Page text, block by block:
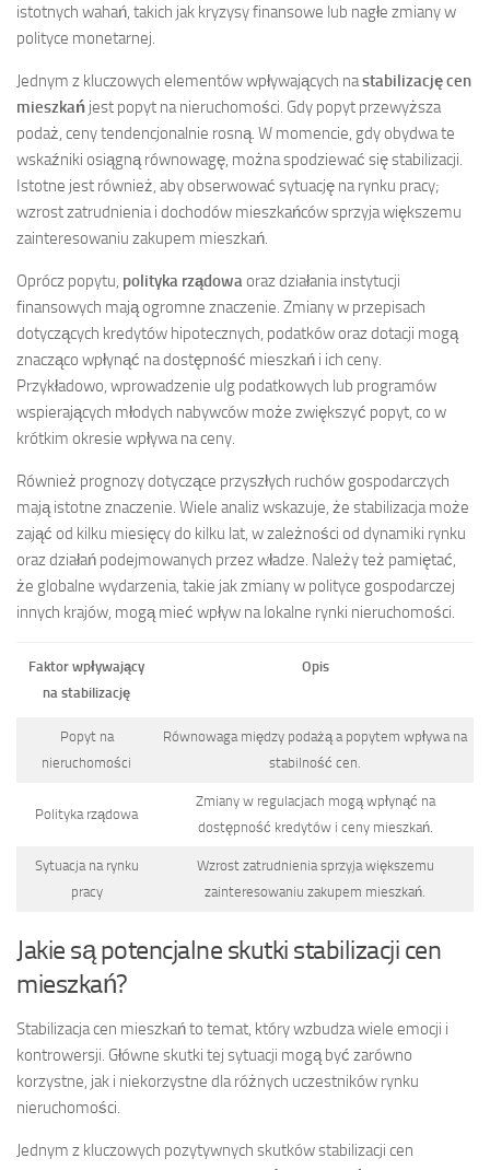
istotnych wahań, takich jak kryzysy finansowe lub nagłe zmiany w
polityce monetarnej.
Jednym z kluczowych elementów wpływających nastabilizację cen
mieszkań jest popyt na nieruchomości. Gdy popyt przewyższa
podaż, ceny tendencjonalnie rosną. W momencie, gdy obydwa te
wskaźniki osiągną równowagę, można spodziewać się stabilizacji.
Istotne jest również, aby obserwować sytuację na rynku pracy;
wzrost zatrudnienia i dochodów mieszkańców sprzyja większemu
zainteresowaniu zakupem mieszkań.
Oprócz popytu, polityka rządowaoraz działania instytucji
finansowych mają ogromne znaczenie. Zmiany w przepisach
dotyczących kredytów hipotecznych, podatków oraz dotacji mogą
znacząco wpłynąć na dostępność mieszkań i ich ceny.
Przykładowo, wprowadzenie ulg podatkowych lub programów
wspierających młodych nabywców może zwiększyć popyt, co w
krótkim okresie wpływa na ceny.
Również prognozy dotyczące przyszłych ruchów gospodarczych
mają istotne znaczenie. Wiele analiz wskazuje, że stabilizacja może
zająć od kilku miesięcy do kilku lat, w zależności od dynamiki rynku
oraz działań podejmowanych przez władze. Należy też pamiętać,
że globalne wydarzenia, takie jak zmiany w polityce gospodarczej
innych krajów, mogą mieć wpływ na lokalne rynki nieruchomości.
Faktor wpływający
na stabilizację
Opis
Popyt na
nieruchomości
Równowaga między podażą a popytem wpływa na
stabilność cen.
Polityka rządowa
Zmiany w regulacjach mogą wpłynąć na
dostępność kredytów i ceny mieszkań.
Sytuacja na rynku
pracy
Wzrost zatrudnienia sprzyja większemu
zainteresowaniu zakupem mieszkań.
Jakie są potencjalne skutki stabilizacji cen
mieszkań?
Stabilizacja cen mieszkań to temat, który wzbudza wiele emocji i
kontrowersji. Główne skutki tej sytuacji mogą być zarówno
korzystne, jak i niekorzystne dla różnych uczestników rynku
nieruchomości.
Jednym z kluczowych pozytywnych skutków stabilizacji cen